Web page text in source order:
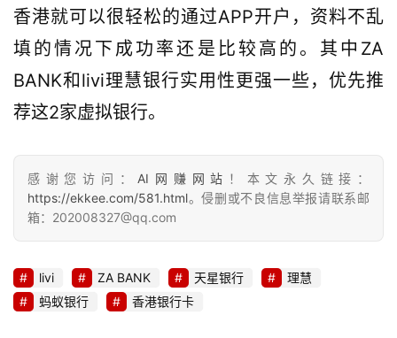
香港就可以很轻松的通过APP开户，资料不乱
填的情况下成功率还是比较高的。其中ZA
BANK和livi理慧银行实用性更强一些，优先推
荐这2家虚拟银行。
感谢您访问： AI网赚网站 ！本文永久链接：
https://ekkee.com/581.html。侵删或不良信息举报请联系邮
箱：202008327@qq.com
livi ZA BANK 天星银行
理慧
蚂蚁银行
香港银行卡